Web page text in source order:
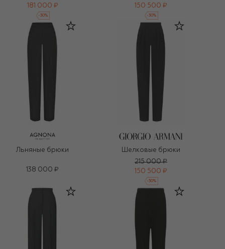
181 000 ₽
-30%
150 500 ₽
-30%
Льняные брюки
138 000 ₽
Шелковые брюки
215 000 ₽
150 500 ₽
-30%